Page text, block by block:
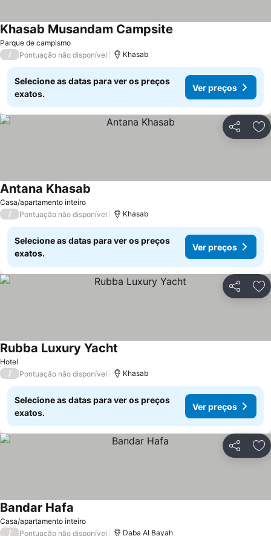
Parque de campismo
Khasab Musandam Campsite
/ Pontuação não disponível Khasab
Selecione as datas para ver os preços
exatos.
Ver preços
Partilhar
Casa/apartamento inteiro
Antana Khasab
/ Pontuação não disponível Khasab
Selecione as datas para ver os preços
exatos.
Ver preços
Partilhar
Hotel
Rubba Luxury Yacht
/ Pontuação não disponível Khasab
Selecione as datas para ver os preços
exatos.
Ver preços
Partilhar
Casa/apartamento inteiro
Bandar Hafa
/ Pontuação não disponível Daba Al Bayah